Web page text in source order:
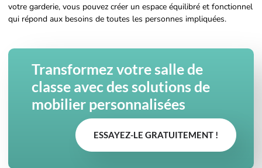
votre garderie, vous pouvez créer un espace équilibré et fonctionnel
qui répond aux besoins de toutes les personnes impliquées.
Transformez votre salle de
classe avec des solutions de
mobilier personnalisées
ESSAYEZ-LE GRATUITEMENT !